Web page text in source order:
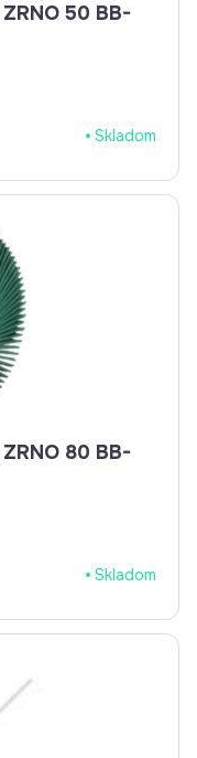
ZRNO 50 BB-
Skladom
ZRNO 80 BB-
Skladom